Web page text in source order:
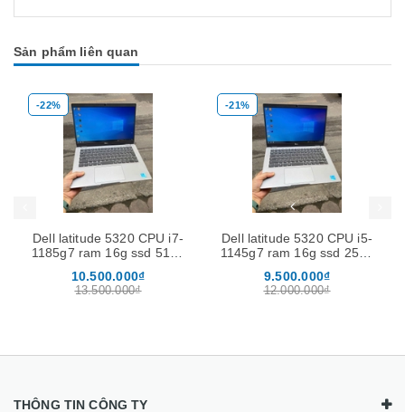
Sản phẩm liên quan
-22%
Dell latitude 5320 CPU i7-
1185g7 ram 16g ssd 512g
10.500.000₫
13.500.000₫
-21%
Dell latitude 5320 CPU i5-
1145g7 ram 16g ssd 256g
9.500.000₫
12.000.000₫
THÔNG TIN CÔNG TY